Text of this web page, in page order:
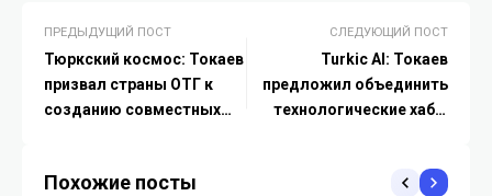
ПРЕДЫДУЩИЙ ПОСТ
Тюркский космос: Токаев
призвал страны ОТГ к
созданию совместных
СЛЕДУЮЩИЙ ПОСТ
Turkic AI: Токаев
предложил объединить
технологические хабы
Похожие посты